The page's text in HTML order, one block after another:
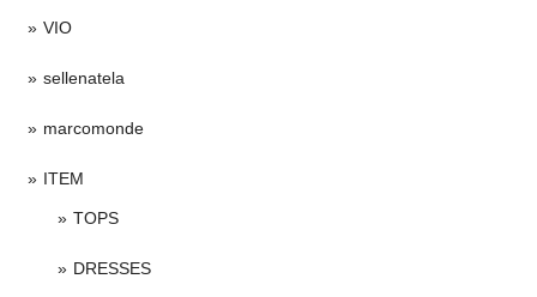
VIO
sellenatela
marcomonde
ITEM
TOPS
DRESSES